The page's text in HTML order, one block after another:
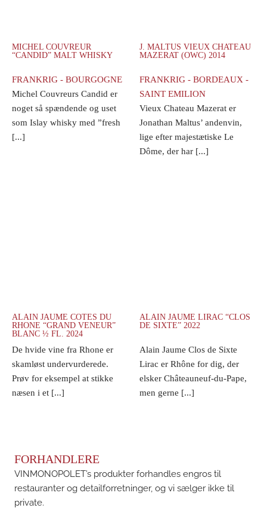
MICHEL COUVREUR
“CANDID” MALT WHISKY
FRANKRIG - BOURGOGNE
Michel Couvreurs Candid er
noget så spændende og uset
som Islay whisky med ”fresh
[...]
J. MALTUS VIEUX CHATEAU
MAZERAT (OWC) 2014
FRANKRIG - BORDEAUX -
SAINT EMILION
Vieux Chateau Mazerat er
Jonathan Maltus’ andenvin,
lige efter majestætiske Le
Dôme, der har [...]
ALAIN JAUME COTES DU
RHONE “GRAND VENEUR”
BLANC ½ FL. 2024
De hvide vine fra Rhone er
skamløst undervurderede.
Prøv for eksempel at stikke
næsen i et [...]
ALAIN JAUME LIRAC “CLOS
DE SIXTE” 2022
Alain Jaume Clos de Sixte
Lirac er Rhône for dig, der
elsker Châteauneuf-du-Pape,
men gerne [...]
FORHANDLERE
VINMONOPOLET’s produkter forhandles engros til
restauranter og detailforretninger, og vi sælger ikke til
private.